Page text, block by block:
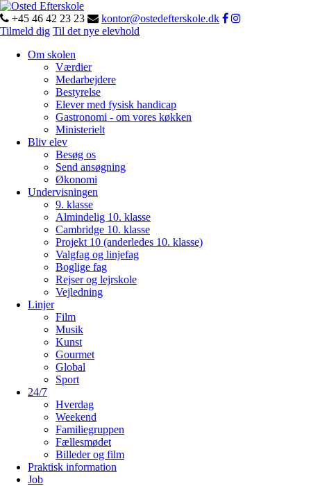
+45 46 42 23 23
kontor@ostedefterskole.dk
Tilmeld dig Til det nye elevhold
Om skolen
Værdier
Medarbejdere
Bestyrelse
Elever med fysisk handicap
Gastronomi - om vores køkken
Ministerielt
Bliv elev
Besøg os
Send ansøgning
Økonomi
Undervisningen
9. klasse
Almindelig 10. klasse
Cambridge 10. klasse
Projekt 10 (anderledes 10. klasse)
Valgfag og linjefag
Boglige fag
Rejser og lejrskole
Vejledning
Linjer
Film
Musik
Kunst
Gourmet
Global
Sport
24/7
Hverdag
Weekend
Familiegruppen
Fællesmødet
Billeder og film
Praktisk information
Job